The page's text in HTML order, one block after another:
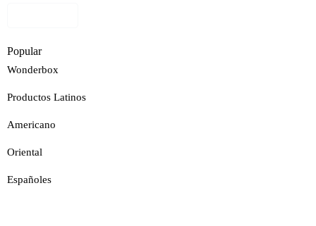
Popular
Wonderbox
Productos Latinos
Americano
Oriental
Españoles